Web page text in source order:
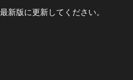
新版に更新してください。